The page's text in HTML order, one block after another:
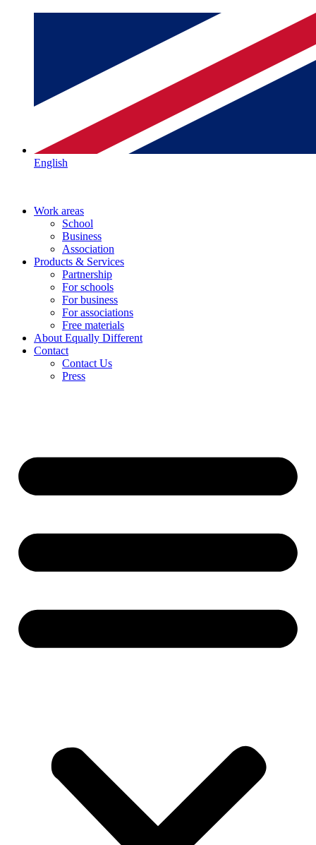
English
Work areas
School
Business
Association
Products & Services
Partnership
For schools
For business
For associations
Free materials
About Equally Different
Contact
Contact Us
Press